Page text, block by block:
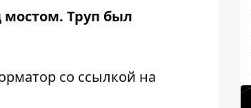
Труп был
со ссылкой на